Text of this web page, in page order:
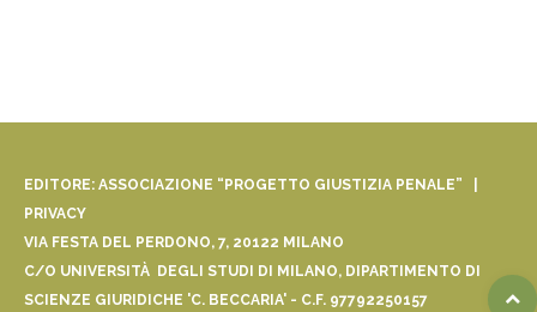
EDITORE: ASSOCIAZIONE “PROGETTO GIUSTIZIA PENALE” |
PRIVACY
VIA FESTA DEL PERDONO, 7, 20122 MILANO
C/O UNIVERSITÀ DEGLI STUDI DI MILANO, DIPARTIMENTO DI
SCIENZE GIURIDICHE 'C. BECCARIA' - C.F. 97792250157